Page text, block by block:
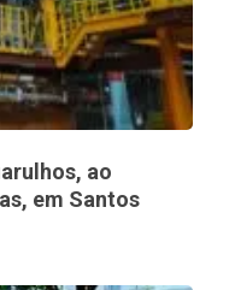
ao
em Santos